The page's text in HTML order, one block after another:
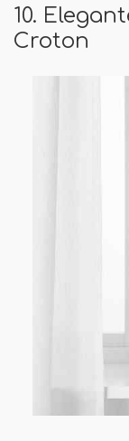
10.
Croton